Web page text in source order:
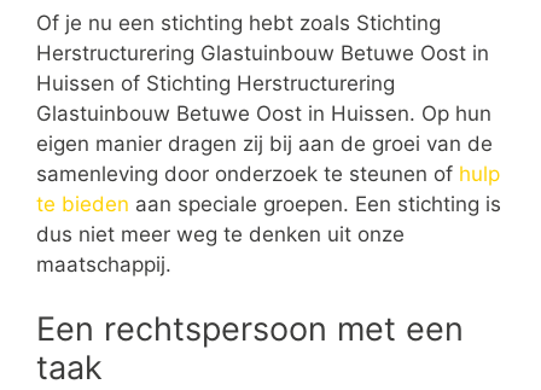
Of je nu een stichting hebt zoals Stichting
Herstructurering Glastuinbouw Betuwe Oost in
Huissen of Stichting Herstructurering
Glastuinbouw Betuwe Oost in Huissen. Op hun
eigen manier dragen zij bij aan de groei van de
samenleving door onderzoek te steunen of hulp
te bieden aan speciale groepen. Een stichting is
dus niet meer weg te denken uit onze
maatschappij.
Een rechtspersoon met een
taak